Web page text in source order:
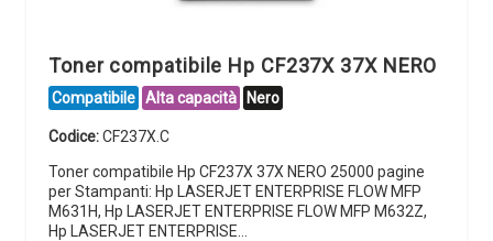
Toner compatibile Hp CF237X 37X NERO
Compatibile Alta capacità Nero
Codice:CF237X.C
Toner compatibile Hp CF237X 37X NERO 25000 pagine
per Stampanti: Hp LASERJET ENTERPRISE FLOW MFP
M631H, Hp LASERJET ENTERPRISE FLOW MFP M632Z,
Hp LASERJET ENTERPRISE…